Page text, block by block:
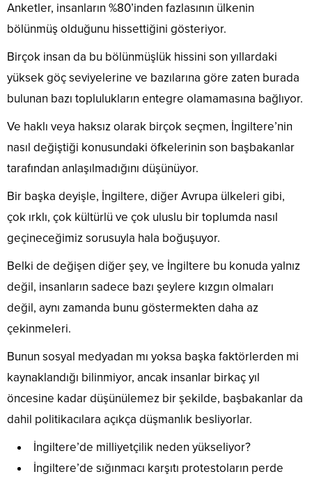
Anketler, insanların %80’inden fazlasının ülkenin
bölünmüş olduğunu hissettiğini gösteriyor.
Birçok insan da bu bölünmüşlük hissini son yıllardaki
yüksek göç seviyelerine ve bazılarına göre zaten burada
bulunan bazı toplulukların entegre olamamasına bağlıyor.
Ve haklı veya haksız olarak birçok seçmen, İngiltere’nin
nasıl değiştiği konusundaki öfkelerinin son başbakanlar
tarafından anlaşılmadığını düşünüyor.
Bir başka deyişle, İngiltere, diğer Avrupa ülkeleri gibi,
çok ırklı, çok kültürlü ve çok uluslu bir toplumda nasıl
geçineceğimiz sorusuyla hala boğuşuyor.
Belki de değişen diğer şey, ve İngiltere bu konuda yalnız
değil, insanların sadece bazı şeylere kızgın olmaları
değil, aynı zamanda bunu göstermekten daha az
çekinmeleri.
Bunun sosyal medyadan mı yoksa başka faktörlerden mi
kaynaklandığı bilinmiyor, ancak insanlar birkaç yıl
öncesine kadar düşünülemez bir şekilde, başbakanlar da
dahil politikacılara açıkça düşmanlık besliyorlar.
İngiltere’de milliyetçilik neden yükseliyor?
İngiltere’de sığınmacı karşıtı protestoların perde